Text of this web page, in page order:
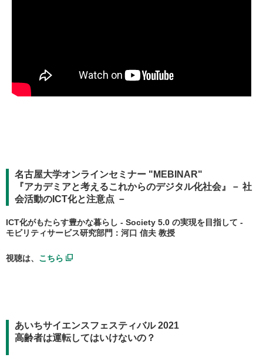
名古屋大学オンラインセミナー "MEBINAR"
『アカデミアと考えるこれからのデジタル化社会』－ 社
会活動のICT化と注意点 －
ICT化がもたらす豊かな暮らし - Society 5.0 の実現を目指して -
モビリティサービス研究部門：河口 信夫 教授
視聴は、 こちら
あいちサイエンスフェスティバル 2021
高齢者は運転してはいけないの？